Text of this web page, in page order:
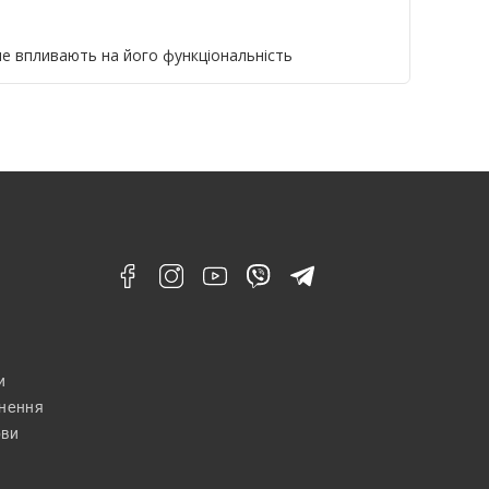
впливають на його функціональність